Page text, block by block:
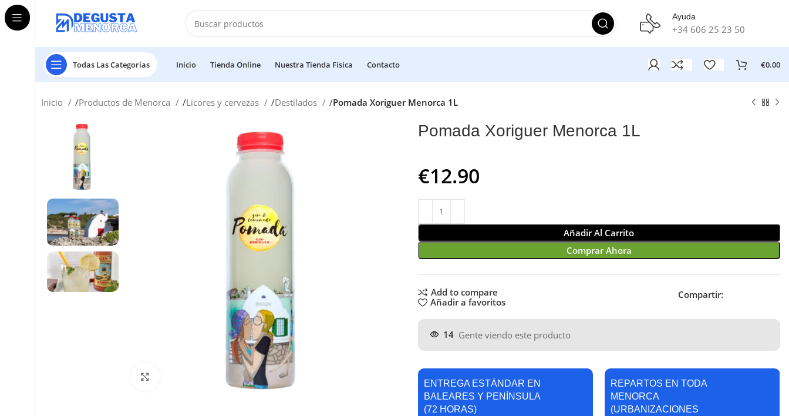
Ayuda
+34 606 25 23 50
Todas Las Categorías Inicio Tienda Online Nuestra Tienda Física Contacto €0.00
Inicio Productos de Menorca Licores y cervezas Destilados Pomada Xoriguer Menorca 1L
Pomada Xoriguer Menorca 1L
€12.90
Añadir Al Carrito
Comprar Ahora
Add to compare
Añadir a favoritos
Compartir:
14 Gente viendo este producto
ENTREGA ESTÁNDAR EN
BALEARES Y PENÍNSULA
(72 HORAS)
REPARTOS EN TODA
MENORCA
(URBANIZACIONES